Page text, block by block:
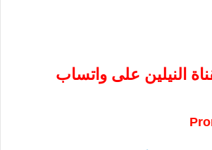
النيلين على واتساب